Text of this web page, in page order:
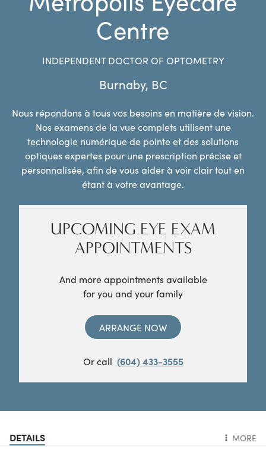
Centre
INDEPENDENT DOCTOR OF OPTOMETRY
Burnaby, BC
Nous répondons à tous vos besoins en matière de vision.
Nos examens de la vue complets utilisent une
technologie numérique de pointe et des solutions
optiques expertes pour une prescription précise et
personnalisée, afin de vous aider à voir clair tout en
étant à votre avantage.
UPCOMING EYE EXAM
APPOINTMENTS
And more appointments available
for you and your family
ARRANGE NOW
Or call (604) 433-3555
DETAILS MORE